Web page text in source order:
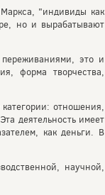
"индивиды как
но и вырабатывают
это и
форма творчества,
отношения,
деятельность имеет
как деньги. В
научной,